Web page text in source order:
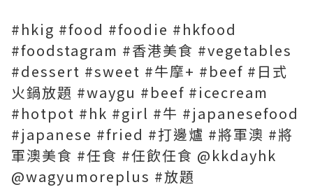
#hkig #food #foodie #hkfood
#foodstagram #香港美食 #vegetables
#dessert #sweet #牛摩+ #beef #日式
火鍋放題 #waygu #beef #icecream
#hotpot #hk #girl #牛 #japanesefood
#japanese #fried #打邊爐 #將軍澳 #將
軍澳美食 #任食 #任飲任食 @kkdayhk
@wagyumoreplus #放題